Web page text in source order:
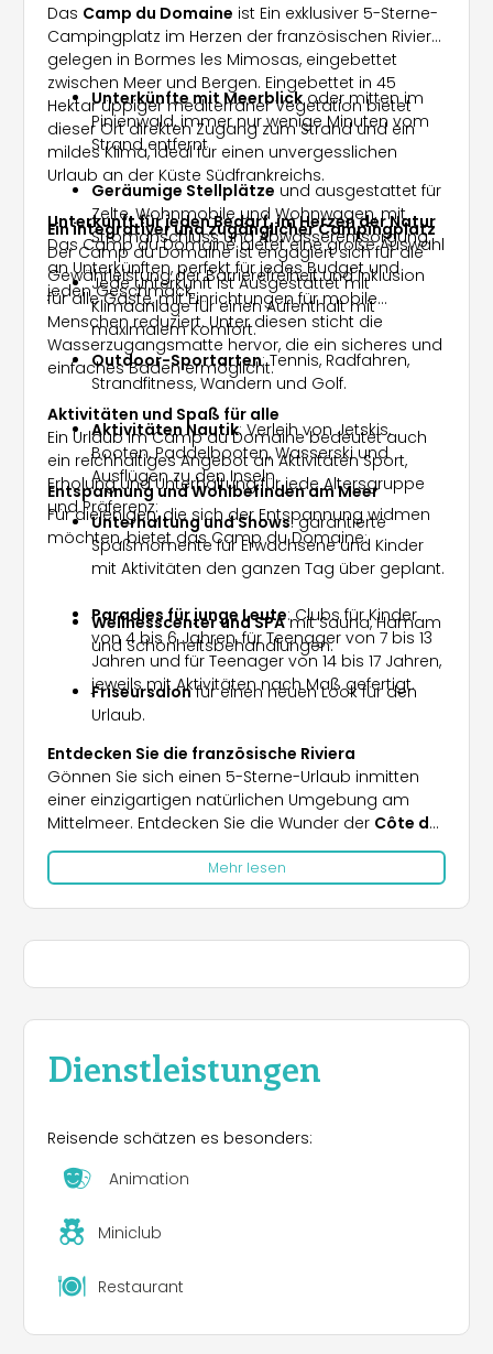
Das Camp du Domaine ist Ein exklusiver 5-Sterne-
Campingplatz im Herzen der französischen Riviera,
gelegen in Bormes les Mimosas, eingebettet
zwischen Meer und Bergen. Eingebettet in 45
Hektar üppiger mediterraner Vegetation bietet
dieser Ort direkten Zugang zum Strand und ein
mildes Klima, ideal für einen unvergesslichen
Urlaub an der Küste Südfrankreichs.
Unterkunft für jeden Bedarf, im Herzen der Natur
Das Camp du Domaine bietet eine große Auswahl
an Unterkünften, perfekt für jedes Budget und
jeden Geschmack:
Unterkünfte mit Meerblickoder mitten im
Pinienwald, immer nur wenige Minuten vom
Strand entfernt.
Geräumige Stellplätze und ausgestattet für
Zelte, Wohnmobile und Wohnwagen, mit
Stromanschluss und Abwasserentsorgung.
Jede Unterkunft ist Ausgestattet mit
Klimaanlage für einen Aufenthalt mit
maximalem Komfort.
Ein integrativer und zugänglicher Campingplatz
Der Camp du Domaine ist engagiert sich für die
Gewährleistung der Barrierefreiheit und Inklusion
für alle Gäste, mit Einrichtungen für mobile
Menschen reduziert. Unter diesen sticht die
Wasserzugangsmatte hervor, die ein sicheres und
einfaches Baden ermöglicht.
Aktivitäten und Spaß für alle
Ein Urlaub im Camp du Domaine bedeutet auch
ein reichhaltiges Angebot an Aktivitäten Sport,
Erholung und Unterhaltung für jede Altersgruppe
und Präferenz:
Outdoor-Sportarten: Tennis, Radfahren,
Strandfitness, Wandern und Golf.
Aktivitäten Nautik: Verleih von Jetskis,
Booten, Paddelbooten, Wasserski und
Ausflügen zu den Inseln.
Unterhaltung und Shows: garantierte
Spaßmomente für Erwachsene und Kinder
mit Aktivitäten den ganzen Tag über geplant.
Paradies für junge Leute: Clubs für Kinder
von 4 bis 6 Jahren, für Teenager von 7 bis 13
Jahren und für Teenager von 14 bis 17 Jahren,
jeweils mit Aktivitäten nach Maß gefertigt.
Entspannung und Wohlbefinden am Meer
Für diejenigen, die sich der Entspannung widmen
möchten, bietet das Camp du Domaine:
Wellnesscenter und SPAmit Sauna, Hamam
und Schönheitsbehandlungen.
Friseursalonfür einen neuen Look für den
Urlaub.
Entdecken Sie die französische Riviera
Gönnen Sie sich einen 5-Sterne-Urlaub inmitten
einer einzigartigen natürlichen Umgebung am
Mittelmeer. Entdecken Sie die Wunder der Côte de
Beautéund erkunden Sie die 430 km lange Küste
mit Stränden, Inseln und malerischen Dörfern.
Buchen Sie noch heute Ihren Aufenthalt bei>Camp
du Domainefür einen unvergesslichen Urlaub
Mehr lesen
Dienstleistungen
Reisende schätzen es besonders:
Animation
Miniclub
Restaurant